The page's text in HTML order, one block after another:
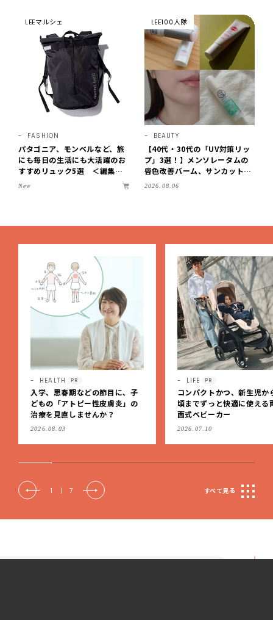
LEEマルシェ
FASHION
パタゴニア、モンベルなど、旅
にも毎日の生活にも大活躍のお
すすめリュック5選 ＜編集部
セレクト＞【LEEマルシェ】
New
LEE100人隊
BEAUTY
【40代・30代の「UV対策リッ
プ」3選！】メンソレータムの
唇色改善バーム、サンカットな
どを「夏の紫外線対策」に愛用
2026.08.06
LIFE PR
コンパクトかつ、新生児から4歳
頃までずっと快適に使える両対
面式ベビーカー
2026.07.10
LIFE
2027年度・LEE専属ブロガ
「LEE100人隊」の新隊員
集します！【締め切り：
（火）】
2026.07.07
2 | 7 すべて見る